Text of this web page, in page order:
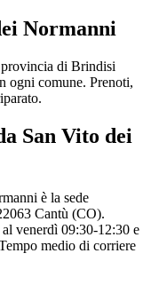
Normanni
di Brindisi
ogni comune. Prenoti,
San Vito dei
è la sede
Cantù (CO).
venerdì 09:30-12:30 e
medio di corriere